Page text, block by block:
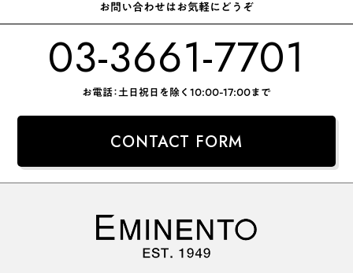
お問い合わせはお気軽にどうぞ
03-3661-7701
お電話：土日祝日を除く10:00-17:00まで
CONTACT FORM